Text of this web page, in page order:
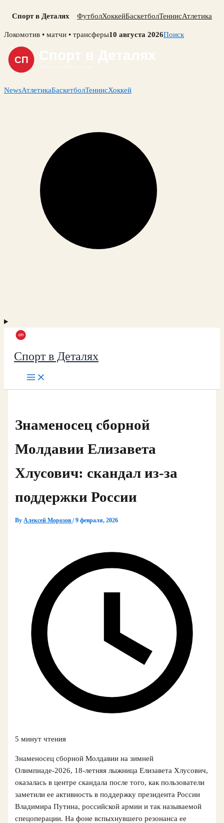
Спорт в Деталях ФутболХоккейБаскетболТеннисАтлетика
Skip
content
Локомотив • матчи • трансферы10 августа 2026Поиск
NewsАтлетикаБаскетболТеннисХоккей
Спорт в Деталях
Знаменосец сборной
Молдавии Елизавета
Хлусович: скандал из‑за
поддержки России
ByАлексей Морозов/9 февраля, 2026
5 минут чтения
Знаменосец сборной Молдавии на зимней
Олимпиаде-2026, 18‑летняя лыжница Елизавета Хлусович,
оказалась в центре скандала после того, как пользователи
заметили ее активность в поддержку президента России
Владимира Путина, российской армии и так называемой
спецоперации. На фоне вспыхнувшего резонанса ее